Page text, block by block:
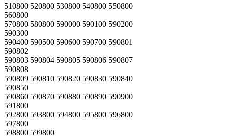
510800 520800 530800 540800 550800
560800
570800 580800 590000 590100 590200
590300
590400 590500 590600 590700 590801
590802
590803 590804 590805 590806 590807
590808
590809 590810 590820 590830 590840
590850
590860 590870 590880 590890 590900
591800
592800 593800 594800 595800 596800
597800
598800 599800